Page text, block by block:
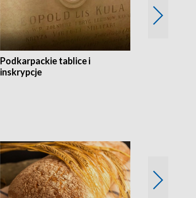
Podkarpackie tablice i
inskrypcje